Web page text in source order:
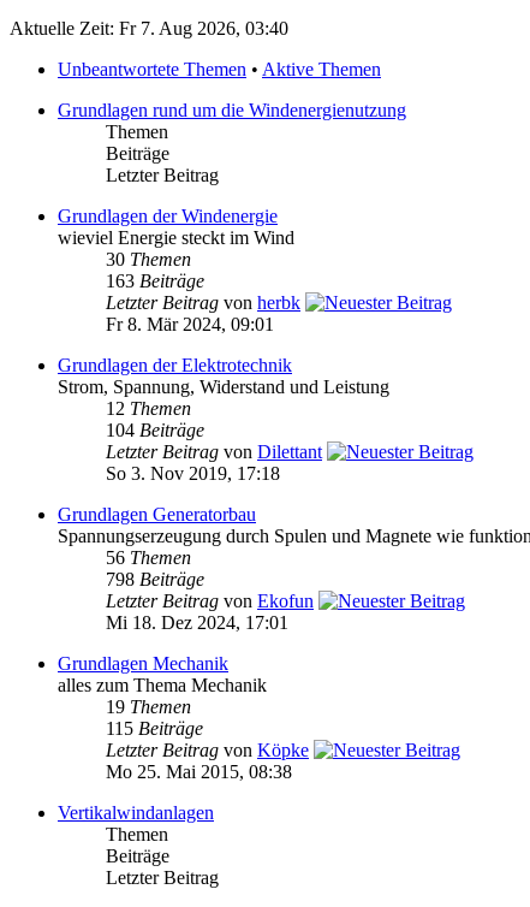
Aktuelle Zeit: Fr 7. Aug 2026, 03:40
Unbeantwortete Themen • Aktive Themen
Grundlagen rund um die Windenergienutzung
Themen
Beiträge
Letzter Beitrag
Grundlagen der Windenergie
wieviel Energie steckt im Wind
30 Themen
163 Beiträge
Letzter Beitrag von herbk
Fr 8. Mär 2024, 09:01
Grundlagen der Elektrotechnik
Strom, Spannung, Widerstand und Leistung
12 Themen
104 Beiträge
Letzter Beitrag von Dilettant
So 3. Nov 2019, 17:18
Grundlagen Generatorbau
Spannungserzeugung durch Spulen und Magnete wie
56 Themen
798 Beiträge
Letzter Beitrag von Ekofun
Mi 18. Dez 2024, 17:01
Grundlagen Mechanik
alles zum Thema Mechanik
19 Themen
115 Beiträge
Letzter Beitrag von Köpke
Mo 25. Mai 2015, 08:38
Vertikalwindanlagen
Themen
Beiträge
Letzter Beitrag